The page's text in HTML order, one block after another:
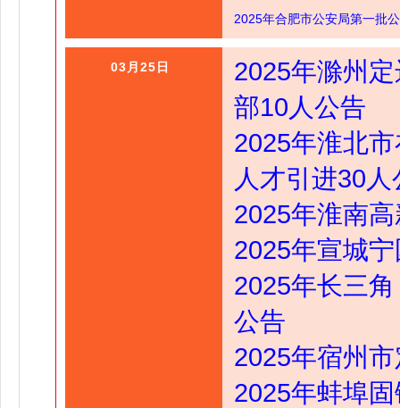
2025年合肥市公安局第一批
03月25日
2025年滁州
部10人公告
2025年淮北
人才引进30人
2025年淮南
2025年宣城
2025年长三
公告
2025年宿州
2025年蚌埠